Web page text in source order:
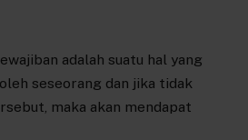
adalah suatu hal yang
seseorang dan jika tidak
maka akan mendapat